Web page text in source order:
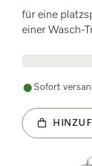
für eine
einer Wasch-
Sofort